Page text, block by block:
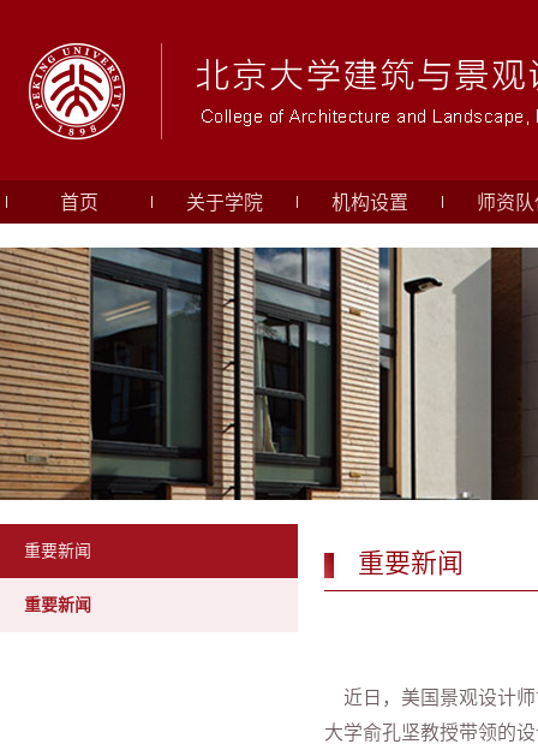
首页 关于学院 机构设置 师资队
重要新闻
重要新闻
重要新闻
近日，美国景观设计师
大学俞孔坚教授带领的